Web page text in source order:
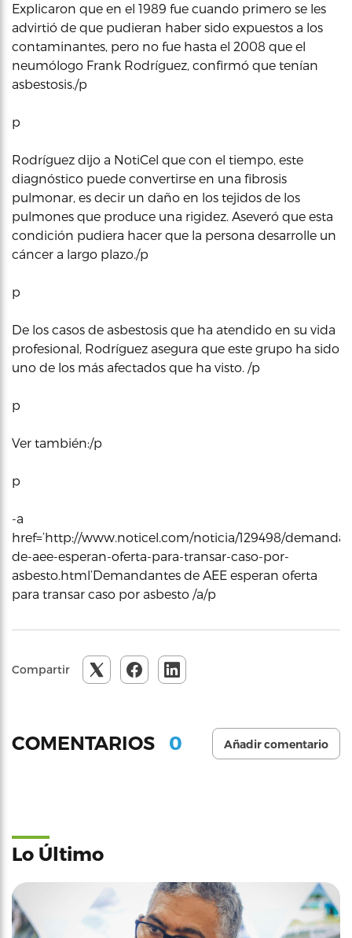
Explicaron que en el 1989 fue cuando primero se les
advirtió de que pudieran haber sido expuestos a los
contaminantes, pero no fue hasta el 2008 que el
neumólogo Frank Rodríguez, confirmó que tenían
asbestosis./p
p
Rodríguez dijo a NotiCel que con el tiempo, este
diagnóstico puede convertirse en una fibrosis
pulmonar, es decir un daño en los tejidos de los
pulmones que produce una rigidez. Aseveró que esta
condición pudiera hacer que la persona desarrolle un
cáncer a largo plazo./p
p
De los casos de asbestosis que ha atendido en su vida
profesional, Rodríguez asegura que este grupo ha sido
uno de los más afectados que ha visto. /p
p
Ver también:/p
p
-a
href=’http://www.noticel.com/noticia/129498/
de-aee-esperan-oferta-para-transar-caso-por-
asbesto.html’Demandantes de AEE esperan oferta
para transar caso por asbesto /a/p
Compartir
COMENTARIOS 0 Añadir comentario
Lo Último